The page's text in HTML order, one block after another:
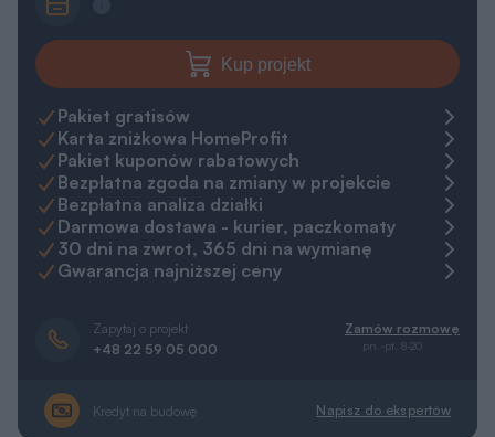
Kup projekt
Pakiet gratisów
Karta zniżkowa HomeProfit
Pakiet kuponów rabatowych
Bezpłatna zgoda na zmiany w projekcie
Bezpłatna analiza działki
Darmowa dostawa - kurier, paczkomaty
30 dni na zwrot, 365 dni na wymianę
Gwarancja najniższej ceny
Zapytaj o projekt
+48 22 59 05 000
Zamów rozmowę
pn.-pt. 8-20
Kredyt na budowę Napisz do ekspertów